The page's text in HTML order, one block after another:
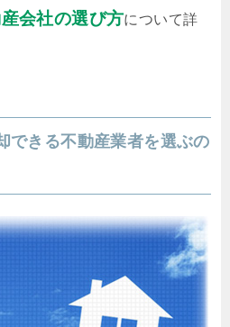
会社の選び方について詳
できる不動産業者を選ぶの